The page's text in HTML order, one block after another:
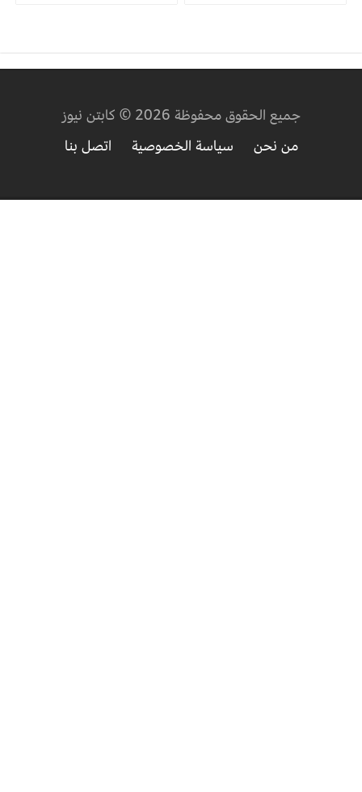
جميع الحقوق محفوظة 2026 © كابتن نيوز
من نحن
سياسة الخصوصية اتصل بنا